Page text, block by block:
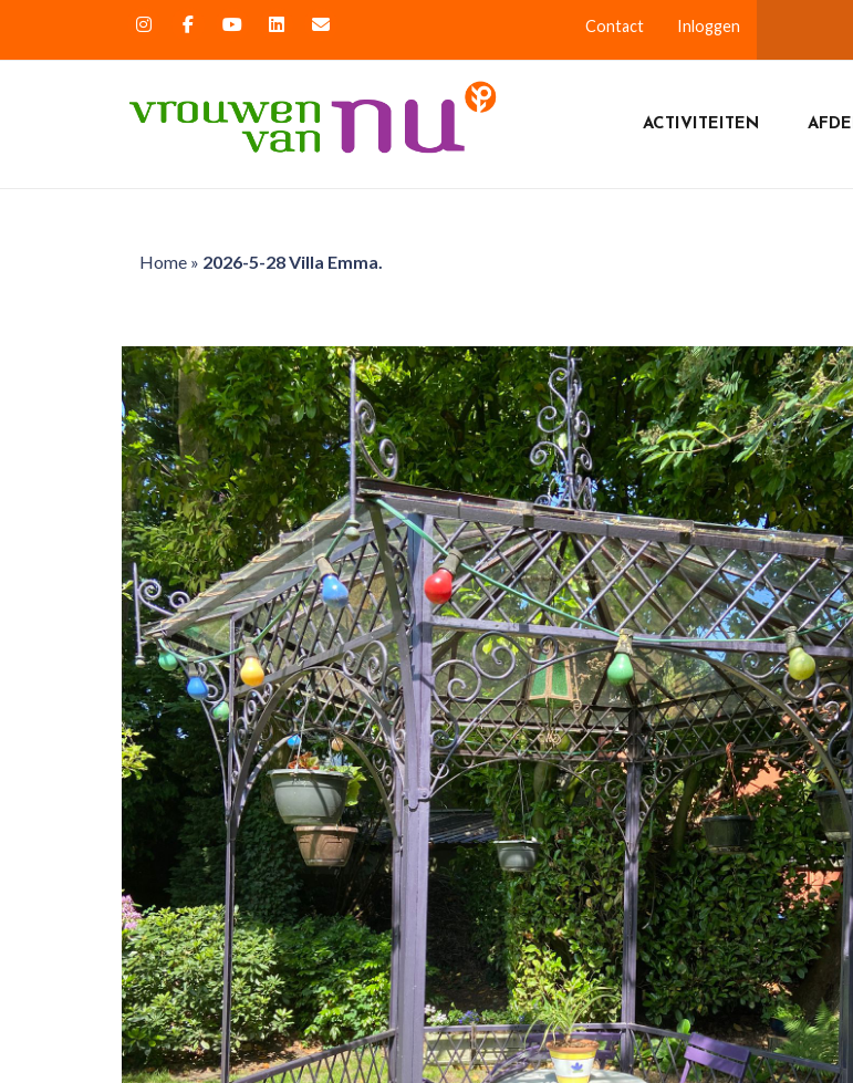
Contact Inloggen
ACTIVITEITEN
Home» 2026-5-28 Villa Emma.